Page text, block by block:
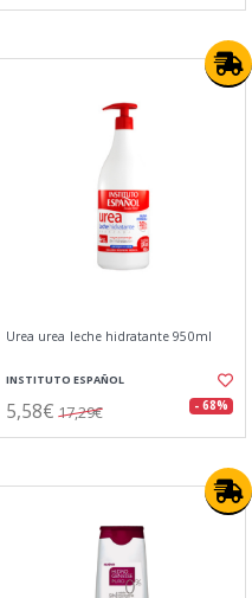
Urea urea leche hidratante 950ml
INSTITUTO ESPAÑOL
5,58€ 17,29€ - 68%